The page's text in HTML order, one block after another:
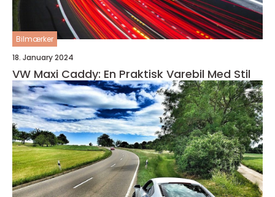
Bilmærker
18. January 2024
VW Maxi Caddy: En Praktisk Varebil Med Stil